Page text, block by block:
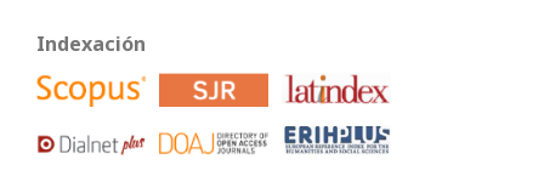
Indexación